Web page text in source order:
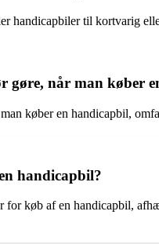
handicapbiler til kortvarig
gøre, når man køber
køber en handicapbil,
handicapbil?
for køb af en handicapbil,